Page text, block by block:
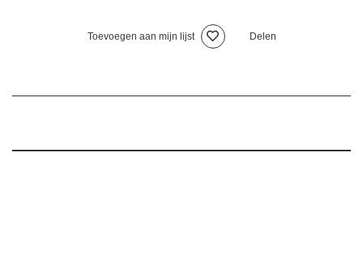
Toevoegen aan mijn lijst Delen